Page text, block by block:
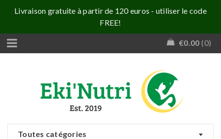
Livraison gratuite à partir de 120 euros - utiliser le code
FREE!
€0.00 0
Toutes catégories